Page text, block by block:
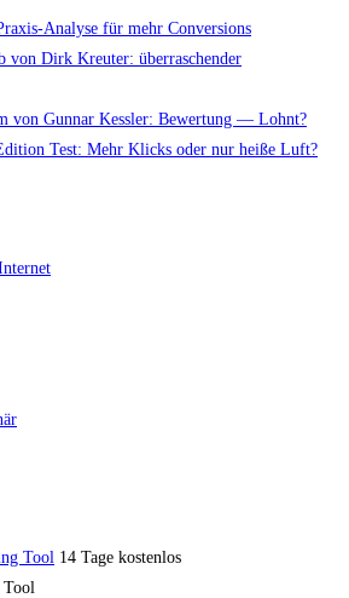
Analyse für mehr Conversions
von Dirk Kreuter: überraschender
von Gunnar Kessler: Bewertung — Lohnt?
Test: Mehr Klicks oder nur heiße Luft?
14 Tage kostenlos